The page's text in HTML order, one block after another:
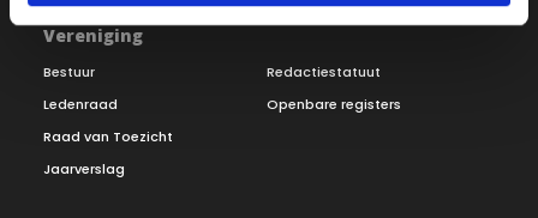
Vereniging
Bestuur
Ledenraad
Raad van Toezicht
Jaarverslag
Redactiestatuut
Openbare registers